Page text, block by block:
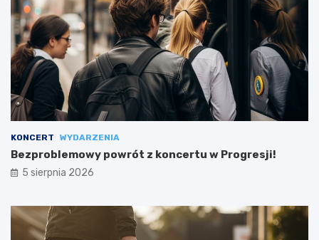
KONCERT WYDARZENIA
Bezproblemowy powrót z koncertu w Progresji!
5 sierpnia 2026